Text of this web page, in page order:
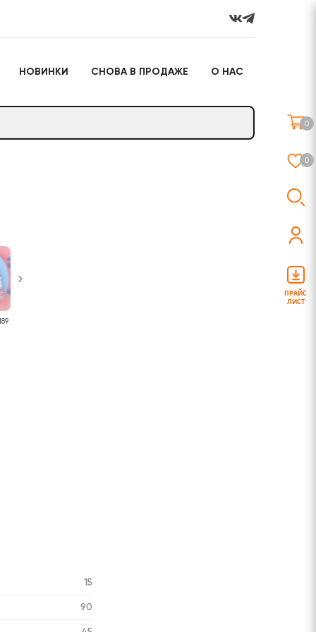
НОВИНКИ СНОВА В ПРОДАЖЕ О НАС
Настольные игры
Подарочные наборы
Слайм
15
90
0
0
ПРАЙС
ЛИСТ